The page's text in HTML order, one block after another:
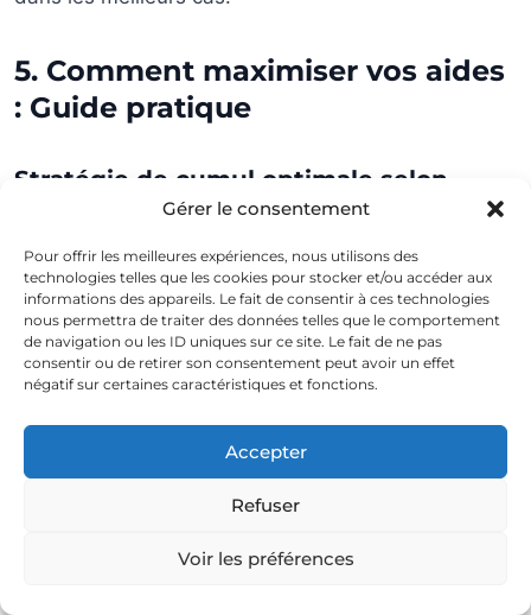
Gérer le consentement
Pour offrir les meilleures expériences, nous utilisons des
technologies telles que les cookies pour stocker et/ou accéder aux
informations des appareils. Le fait de consentir à ces technologies
nous permettra de traiter des données telles que le comportement
de navigation ou les ID uniques sur ce site. Le fait de ne pas
consentir ou de retirer son consentement peut avoir un effet
négatif sur certaines caractéristiques et fonctions.
Accepter
Refuser
Voir les préférences
5. Comment maximiser vos aides
: Guide pratique
Stratégie de cumul optimale selon
Vous êtes une copropriété
CEE (20-40% selon zone) →
Mandater obligé CEE avant vote AG
Aide 2 :MaPrimeRénov' Copropriété (15-
25%) → Constituer dossier Anah après